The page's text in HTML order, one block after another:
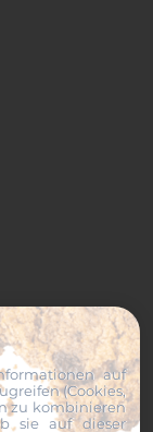
(0) 511 807 259-0
sales@ipc2u.de
auf
(Cookies,
zu kombinieren
sie auf dieser